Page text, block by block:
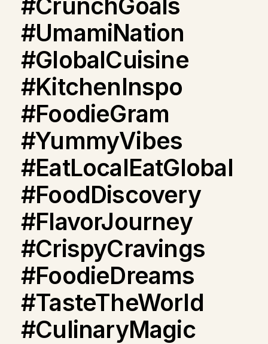
#UmamiNation
#GlobalCuisine
#KitchenInspo
#FoodieGram
#YummyVibes
#EatLocalEatGlobal
#FoodDiscovery
#FlavorJourney
#CrispyCravings
#FoodieDreams
#TasteTheWorld
#CulinaryMagic